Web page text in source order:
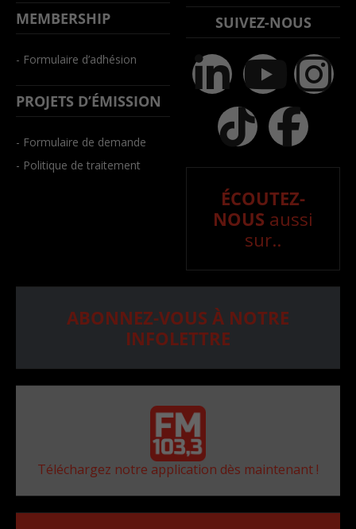
MEMBERSHIP
- Formulaire d’adhésion
PROJETS D’ÉMISSION
- Formulaire de demande
- Politique de traitement
SUIVEZ-NOUS
ÉCOUTEZ-
NOUS aussi
sur..
ABONNEZ-VOUS À NOTRE
INFOLETTRE
Téléchargez notre application dès maintenant !